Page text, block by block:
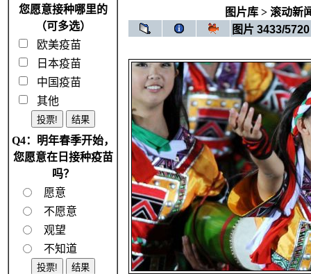
您愿意接种哪里的
（可多选）
欧美疫苗
日本疫苗
中国疫苗
其他
Q4：明年春季开始，
您愿意在日接种疫苗
吗？
愿意
不愿意
观望
不知道
图片库> 滚动新
图片 3433/5720